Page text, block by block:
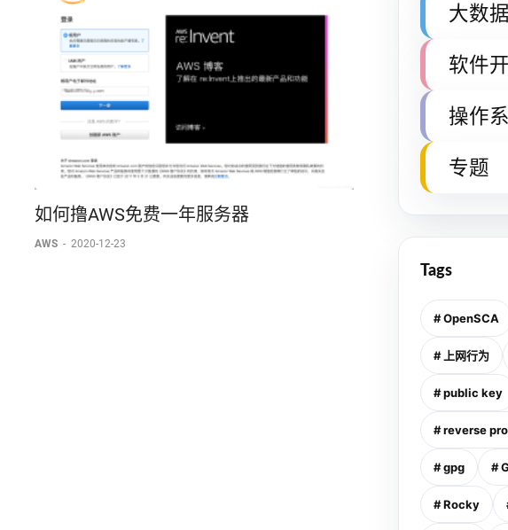
如何撸AWS免费一年服务器
AWS - 2020-12-23
大数据
软件
操作
专题
Tags
# OpenSCA
# 上网行为
# public key
# reverse
# gpg #
# Rocky